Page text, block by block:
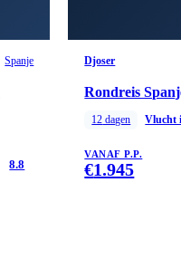
Spanje
8.8
Djoser
Rondreis
12 dagen Vlucht
VANAF P.P.
€1.945